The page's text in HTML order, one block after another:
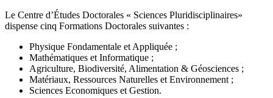
Le Centre d’Études Doctorales « Sciences Pluridisciplinaires»
dispense cinq Formations Doctorales suivantes :
Physique Fondamentale et Appliquée ;
Mathématiques et Informatique ;
Agriculture, Biodiversité, Alimentation & Géosciences ;
Matériaux, Ressources Naturelles et Environnement ;
Sciences Economiques et Gestion.